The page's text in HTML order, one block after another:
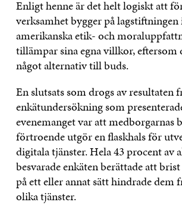
Enligt henne är det helt logiskt att
verksamhet bygger på
amerikanska etik- och
tillämpar sina egna villkor, eftersom
något alternativ till buds.
En slutsats som drogs av resultaten
enkätundersökning som
evenemanget var att medborgarnas
förtroende utgör en flaskhals för
digitala tjänster. Hela 43 procent av
besvarade enkäten berättade att
på ett eller annat sätt hindrade dem
olika tjänster.